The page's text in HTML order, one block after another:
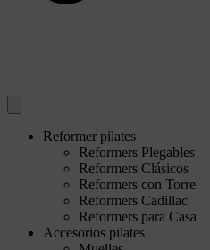
Reformer pilates
Reformers Plegables
Reformers Clásicos
Reformers con Torre
Reformers Cadillac
Reformers para Casa
Accesorios pilates